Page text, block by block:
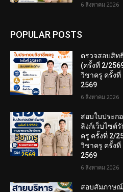
6 สิงหาคม 2026
POPULAR POSTS
ตรวจสอบสิท
(ครั้งที่ 2/
วิชาครู ครั้งที่
2569
6 สิงหาคม 2026
สอบใบประก
ลิงก์เว็บไซต์
ครู ครั้งที่ 2/
วิชาครู ครั้งที่
2569
6 สิงหาคม 2026
สอบสัมภาษณ์